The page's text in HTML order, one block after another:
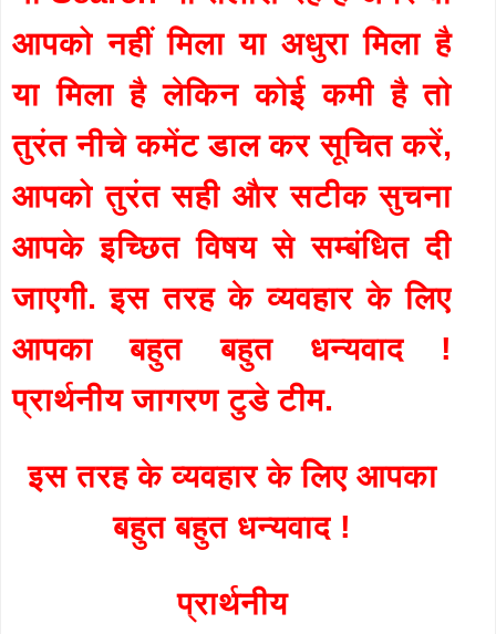
आपको नहीं मिला या अधुरा मिला है
या मिला है लेकिन कोई कमी है तो
तुरंत नीचे कमेंट डाल कर सूचित करें,
आपको तुरंत सही और सटीक सुचना
आपके इच्छित विषय से सम्बंधित दी
जाएगी. इस तरह के व्यवहार के लिए
आपका बहुत बहुत धन्यवाद !
प्रार्थनीय जागरण टुडे टीम.
इस तरह के व्यवहार के लिए आपका
बहुत बहुत धन्यवाद !
प्रार्थनीय